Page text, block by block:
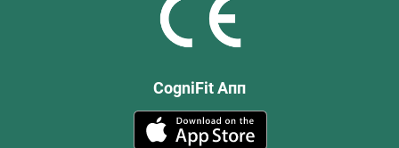
CogniFit Апп